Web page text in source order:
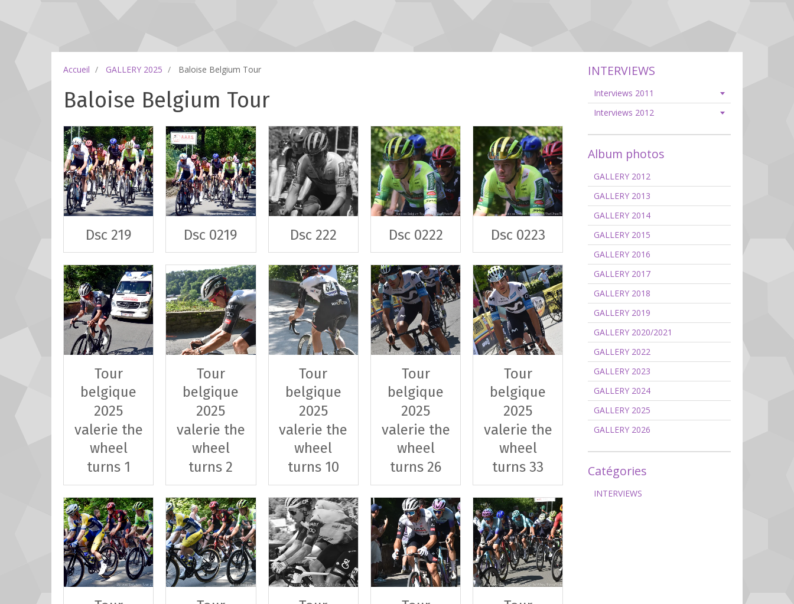
Accueil GALLERY 2025 Baloise Belgium Tour
Baloise Belgium Tour
Dsc 219 Dsc 0219 Dsc 222 Dsc 0222 Dsc 0223
Tour
belgique
2025
valerie the
wheel
turns 1
Tour
belgique
2025
valerie the
wheel
turns 2
Tour
belgique
2025
valerie the
wheel
turns 10
Tour
belgique
2025
valerie the
wheel
turns 26
Tour
belgique
2025
valerie the
wheel
turns 33
INTERVIEWS
Interviews 2011
Interviews 2012
Album photos
GALLERY 2012
GALLERY 2013
GALLERY 2014
GALLERY 2015
GALLERY 2016
GALLERY 2017
GALLERY 2018
GALLERY 2019
GALLERY 2020/2021
GALLERY 2022
GALLERY 2023
GALLERY 2024
GALLERY 2025
GALLERY 2026
Catégories
INTERVIEWS